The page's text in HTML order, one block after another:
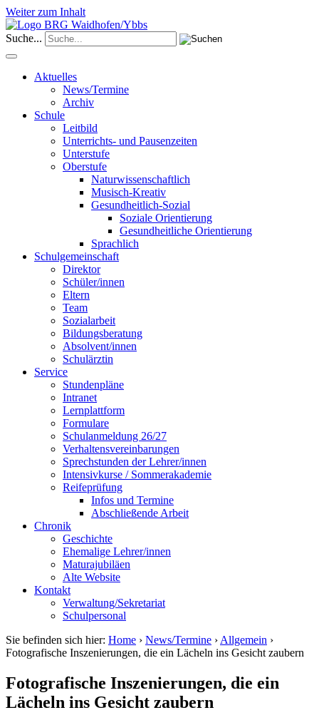
Weiter zum Inhalt
Suche...
Aktuelles
News/Termine
Archiv
Schule
Leitbild
Unterrichts- und Pausenzeiten
Unterstufe
Oberstufe
Naturwissenschaftlich
Musisch-Kreativ
Gesundheitlich-Sozial
Soziale Orientierung
Gesundheitliche Orientierung
Sprachlich
Schulgemeinschaft
Direktor
Schüler/innen
Eltern
Team
Sozialarbeit
Bildungsberatung
Absolvent/innen
Schulärztin
Service
Stundenpläne
Intranet
Lernplattform
Formulare
Schulanmeldung 26/27
Verhaltensvereinbarungen
Sprechstunden der Lehrer/innen
Intensivkurse / Sommerakademie
Reifeprüfung
Infos und Termine
Abschließende Arbeit
Chronik
Geschichte
Ehemalige Lehrer/innen
Maturajubiläen
Alte Website
Kontakt
Verwaltung/Sekretariat
Schulpersonal
Sie befinden sich hier: Home › News/Termine › Allgemein ›
Fotografische Inszenierungen, die ein Lächeln ins Gesicht zaubern
Fotografische Inszenierungen, die ein
Lächeln ins Gesicht zaubern